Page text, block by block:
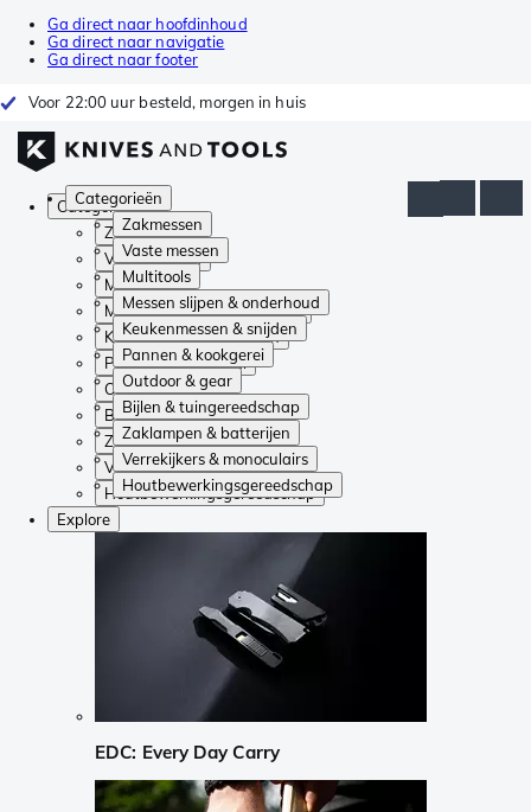
Ga direct naar hoofdinhoud
Ga direct naar navigatie
Ga direct naar footer
Voor 22:00 uur besteld, morgen in huis
Categorieën
Zakmessen
Vaste messen
Multitools
Messen slijpen & onderhoud
Keukenmessen & snijden
Pannen & kookgerei
Outdoor & gear
Bijlen & tuingereedschap
Zaklampen & batterijen
Verrekijkers & monoculairs
Houtbewerkingsgereedschap
Categorieën
Zakmessen
Vaste messen
Multitools
Messen slijpen & onderhoud
Keukenmessen & snijden
Pannen & kookgerei
Outdoor & gear
Bijlen & tuingereedschap
Zaklampen & batterijen
Verrekijkers & monoculairs
Houtbewerkingsgereedschap
Explore
EDC: Every Day Carry